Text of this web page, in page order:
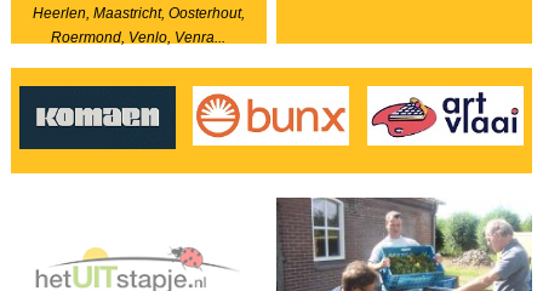
Heerlen, Maastricht, Oosterhout,
Roermond, Venlo, Venra...